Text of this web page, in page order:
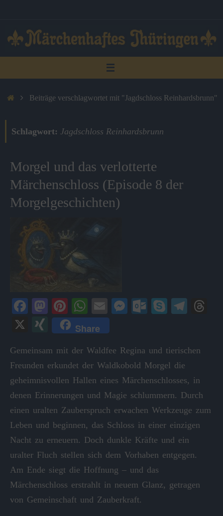
springen
StartBeiträge verschlagwortet mit "Jagdschloss Reinhardsbrunn"
Schlagwort: Jagdschloss Reinhardsbrunn
Morgel und das verlotterte
Märchenschloss (Episode 8 der
Morgelgeschichten)
Fa
ce
ok
M
as
to
do
n
Pi
nt
er
es
t
W
ha
ts
A
pp
E
m
ail
M
ng
er
O
ok
.c
o
m
S
Te
a
X
X
N
G
Share
Gemeinsam mit der Waldfee Regina und tierischen
Freunden erkundet der Waldkobold Morgel die
geheimnisvollen Hallen eines Märchenschlosses, in
denen Erinnerungen und Magie schlummern. Durch
einen uralten Zauberspruch erwachen Werkzeuge zum
Leben und beginnen, das Schloss in einer einzigen
Nacht zu erneuern. Doch dunkle Kräfte und ein
uralter Fluch stellen sich dem Vorhaben entgegen.
Am Ende siegt die Hoffnung – und das
Märchenschloss erstrahlt in neuem Glanz, getragen
von Gemeinschaft und Zauberkraft.